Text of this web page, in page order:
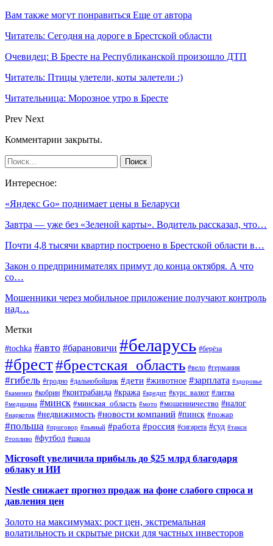
Вам также могут понравиться Еще от автора
Читатель: Сегодня на дороге в Брестской области
Очевидец: В Бресте на Республиканской произошло ДТП
Читатель: Птицы улетели, коты залетели :)
Читательница: Морозное утро в Бресте
Prev Next
Комментарии закрыты.
Интересное:
«Яндекс Go» поднимает цены в Беларуси
Завтра — уже без «Зеленой карты». Водитель рассказал, что…
Почти 4,8 тысячи квартир построено в Брестской области в…
Закон о предпринимателях примут до конца октября. А что
со…
Мошенники через мобильное приложение получают контроль
над…
Метки
#tochka #авто #барановичи #беларусь #берёза
#брест#брестская_область #вело #германия
#гибель #гродно #дальнобойщик #дети #животное #зарплата #здоровье
#каменец #кобрин #контрабанда #кража #кредит #курс_валют #литва
#медицина #минск #минская_область #мото #мошенничество #налог
#наркотик #недвижимость #новости компаний #пинск #пожар
#польша #приговор #пьяный #работа #россия #сигарета #суд #такси
#топливо #футбол #школа
Microsoft увеличила прибыль до $25 млрд благодаря
облаку и ИИ
Nestle снижает прогноз продаж на фоне слабого спроса и
давления цен
Золото на максимумах: рост цен, экстремальная
волатильность и скрытые риски для частных инвесторов